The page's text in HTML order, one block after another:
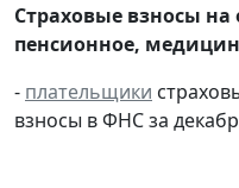
Страховые взносы на
пенсионное,
- плательщики
взносы в ФНС за